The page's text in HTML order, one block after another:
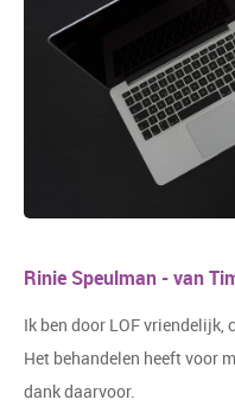
Rinie Speulman - van
Ik ben door LOF
Het behandelen heeft voor
dank daarvoor.